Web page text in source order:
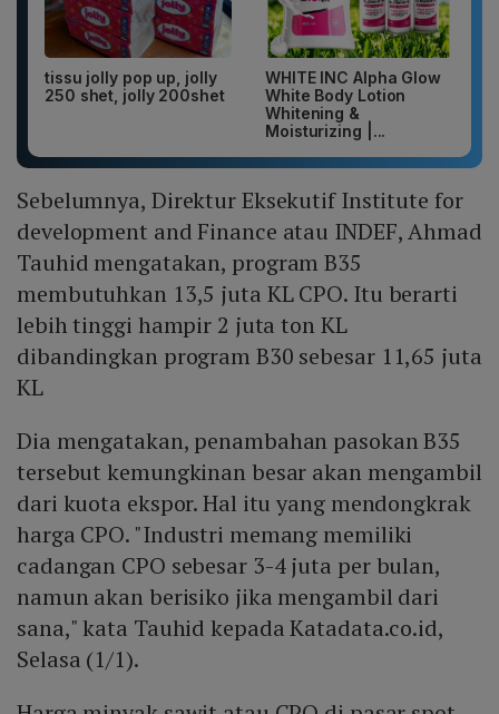
tissu jolly pop up, jolly
250 shet, jolly 200shet
WHITE INC Alpha Glow
White Body Lotion
Whitening &
Moisturizing |...
Sebelumnya, Direktur Eksekutif Institute for
development and Finance atau INDEF, Ahmad
Tauhid mengatakan, program B35
membutuhkan 13,5 juta KL CPO. Itu berarti
lebih tinggi hampir 2 juta ton KL
dibandingkan program B30 sebesar 11,65 juta
KL
Dia mengatakan, penambahan pasokan B35
tersebut kemungkinan besar akan mengambil
dari kuota ekspor. Hal itu yang mendongkrak
harga CPO. "Industri memang memiliki
cadangan CPO sebesar 3-4 juta per bulan,
namun akan berisiko jika mengambil dari
sana," kata Tauhid kepada Katadata.co.id,
Selasa (1/1).